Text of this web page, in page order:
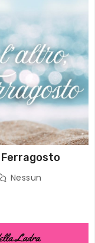
Nessun